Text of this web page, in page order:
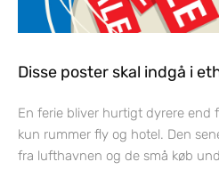
Disse poster skal indgå i
En ferie bliver hurtigt dyrere
kun rummer fly og hotel. Den
fra lufthavnen og de små køb